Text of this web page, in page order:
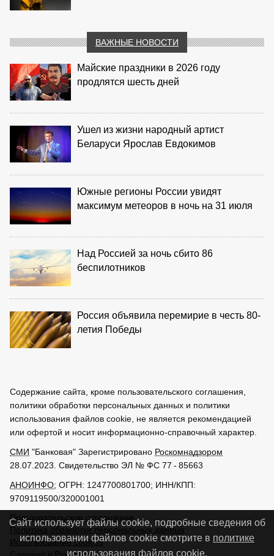
ВАЖНЫЕ НОВОСТИ
Майские праздники в 2026 году
продлятся шесть дней
Ушел из жизни народный артист
Беларуси Ярослав Евдокимов
Южные регионы России увидят
максимум метеоров в ночь на 31 июля
Над Россией за ночь сбито 86
беспилотников
Россия объявила перемирие в честь 80-
летия Победы
Содержание сайта, кроме пользовательского соглашения,
политики обработки персональных данных и политики
использования файлов cookie, не является рекомендацией
или офертой и носит информационно-справочный характер.
СМИ "Банковая" Зарегистрировано Роскомнадзором
28.07.2023. Свидетельство ЭЛ № ФС 77 - 85663
АНОИНФО; ОГРН: 1247700801700; ИНН/КПП:
9709119500/320001001
Пользовательское соглашение
Политика обработки персональных данных
Использование cookies
Сайт использует файлы cookie, подробные сведения об
использовании файлов cookie смотрите в политике
использования файлов cookie.